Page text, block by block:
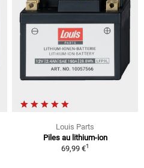
Louis Parts
Piles au lithium-ion
69,99 €1